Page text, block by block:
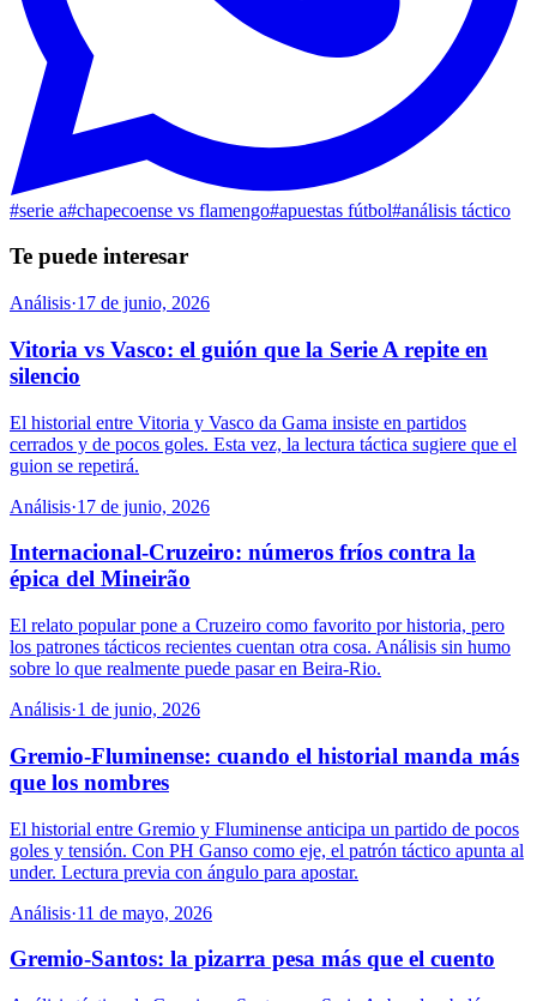
#serie a#chapecoense vs flamengo#apuestas fútbol#análisis táctico
Te puede interesar
Análisis·17 de junio, 2026
Vitoria vs Vasco: el guión que la Serie A repite en
silencio
El historial entre Vitoria y Vasco da Gama insiste en partidos
cerrados y de pocos goles. Esta vez, la lectura táctica sugiere que el
guion se repetirá.
Análisis·17 de junio, 2026
Internacional-Cruzeiro: números fríos contra la
épica del Mineirão
El relato popular pone a Cruzeiro como favorito por historia, pero
los patrones tácticos recientes cuentan otra cosa. Análisis sin humo
sobre lo que realmente puede pasar en Beira-Rio.
Análisis·1 de junio, 2026
Gremio-Fluminense: cuando el historial manda más
que los nombres
El historial entre Gremio y Fluminense anticipa un partido de pocos
goles y tensión. Con PH Ganso como eje, el patrón táctico apunta al
under. Lectura previa con ángulo para apostar.
Análisis·11 de mayo, 2026
Gremio-Santos: la pizarra pesa más que el cuento